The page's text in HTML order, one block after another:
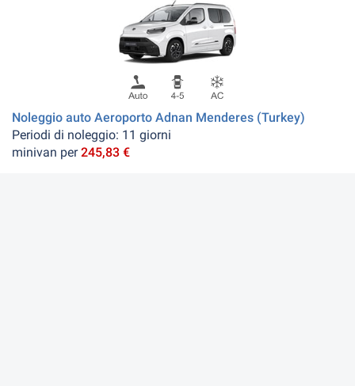
Noleggio auto Aeroporto Adnan Menderes (Turkey)
Periodi di noleggio: 11 giorni
minivan per245,83 €